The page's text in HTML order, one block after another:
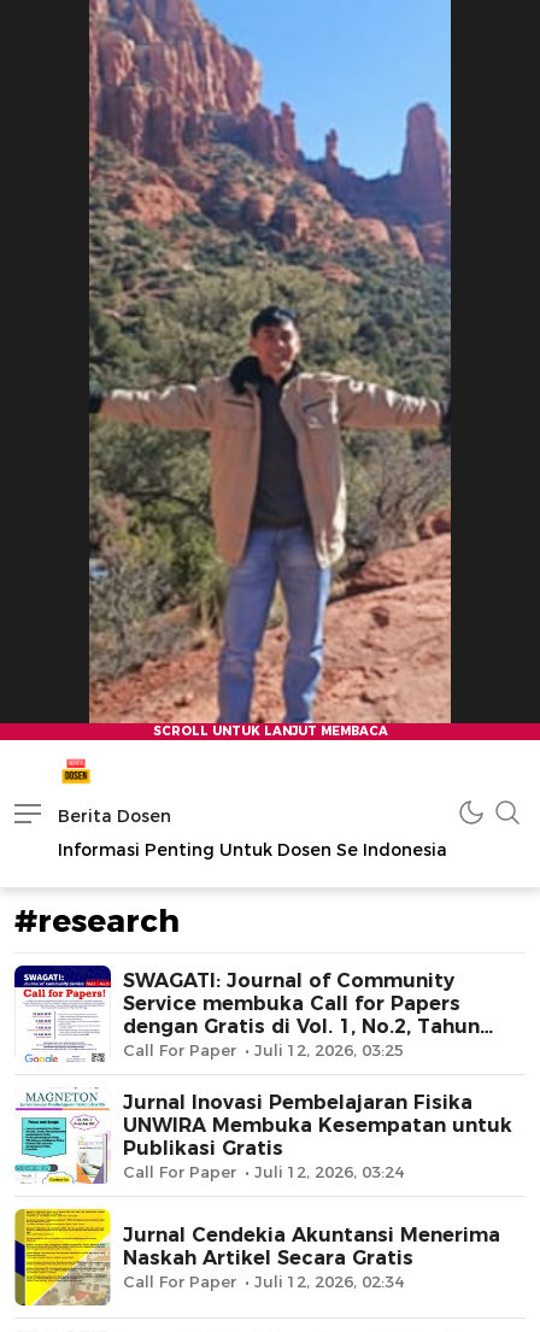
Berita Dosen
Informasi Penting Untuk Dosen Se Indonesia
#research
SWAGATI: Journal of Community
Service membuka Call for Papers
dengan Gratis di Vol. 1, No.2, Tahun
2023
Call For Paper Juli 12, 2026, 03:25
Jurnal Inovasi Pembelajaran Fisika
UNWIRA Membuka Kesempatan untuk
Publikasi Gratis
Call For Paper Juli 12, 2026, 03:24
Jurnal Cendekia Akuntansi Menerima
Naskah Artikel Secara Gratis
Call For Paper Juli 12, 2026, 02:34